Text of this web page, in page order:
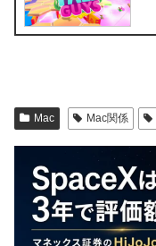
Mac Mac関係